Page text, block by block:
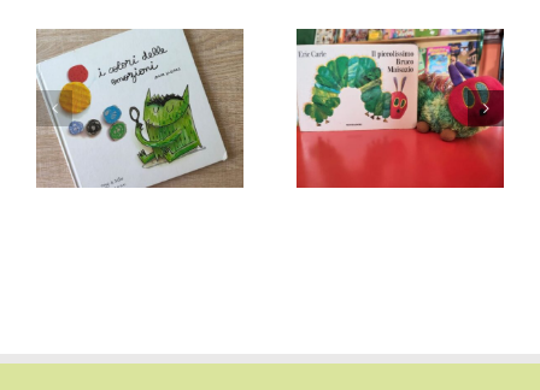
Primavera: tempo
di
trasformazione…
Pasqua: un
tempo di… risvegli
e rinascite